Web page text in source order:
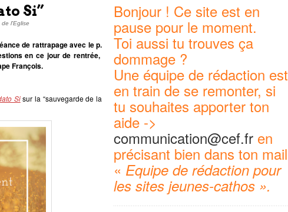
Si”
de l'Eglise
de rattrapage avec le p.
en ce jour de rentrée,
François.
Sisur la “sauvegarde de la
Bonjour ! Ce site est en
pause pour le moment.
Toi aussi tu trouves ça
dommage ?
Une équipe de rédaction est
en train de se remonter, si
tu souhaites apporter ton
aide ->
communication@cef.fr en
précisant bien dans ton mail
« Equipe de rédaction pour
les sites jeunes-cathos ».